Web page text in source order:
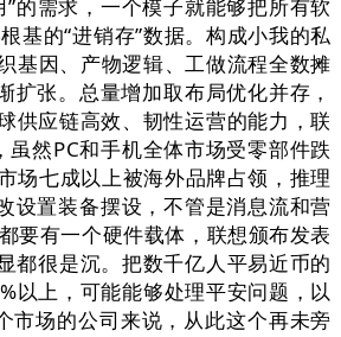
的需求，一个模子就能够把所有软
基的“进销存”数据。构成小我的私
基因、产物逻辑、工做流程全数摊
张。总量增加取布局优化并存，
供应链高效、韧性运营的能力，联
然PC和手机全体市场受零部件跌
场七成以上被海外品牌占领，推理
设置装备摆设，不管是消息流和营
要有一个硬件载体，联想颁布发表
都很是沉。把数千亿人平易近币的
以上，可能能够处理平安问题，以
市场的公司来说，从此这个再未旁